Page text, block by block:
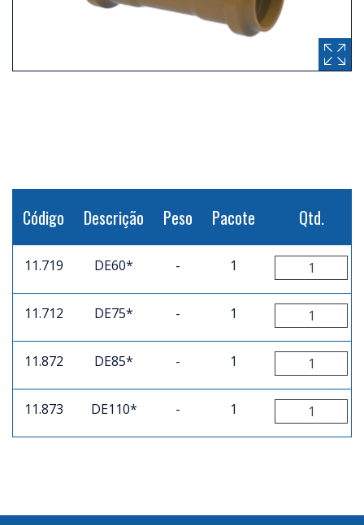
Código Descrição Peso Pacote Qtd.
11.719 DE60* - 1
11.712 DE75* - 1
11.872 DE85* - 1
11.873 DE110* - 1